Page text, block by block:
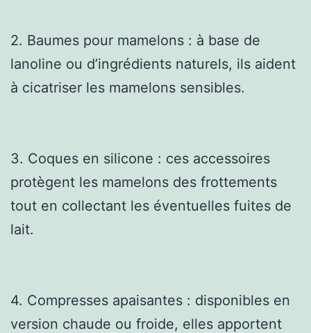
2. Baumes pour mamelons : à base de
lanoline ou d’ingrédients naturels, ils aident
à cicatriser les mamelons sensibles.
3. Coques en silicone : ces accessoires
protègent les mamelons des frottements
tout en collectant les éventuelles fuites de
lait.
4. Compresses apaisantes : disponibles en
version chaude ou froide, elles apportent